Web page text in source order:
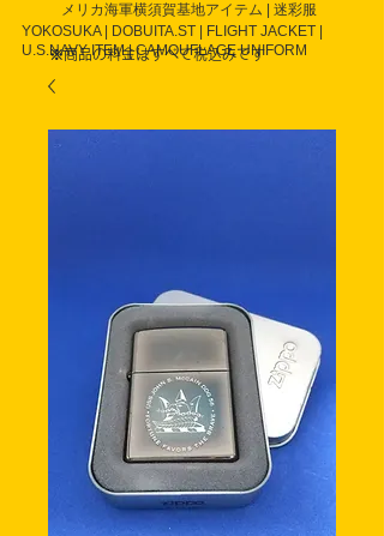
メリカ海軍横須賀基地アイテム | 迷彩服
YOKOSUKA | DOBUITA.ST | FLIGHT JACKET |
U.S.NAVY ITEM | CAMOUFLAGE UNIFORM
※商品の料金はすべて税込みです